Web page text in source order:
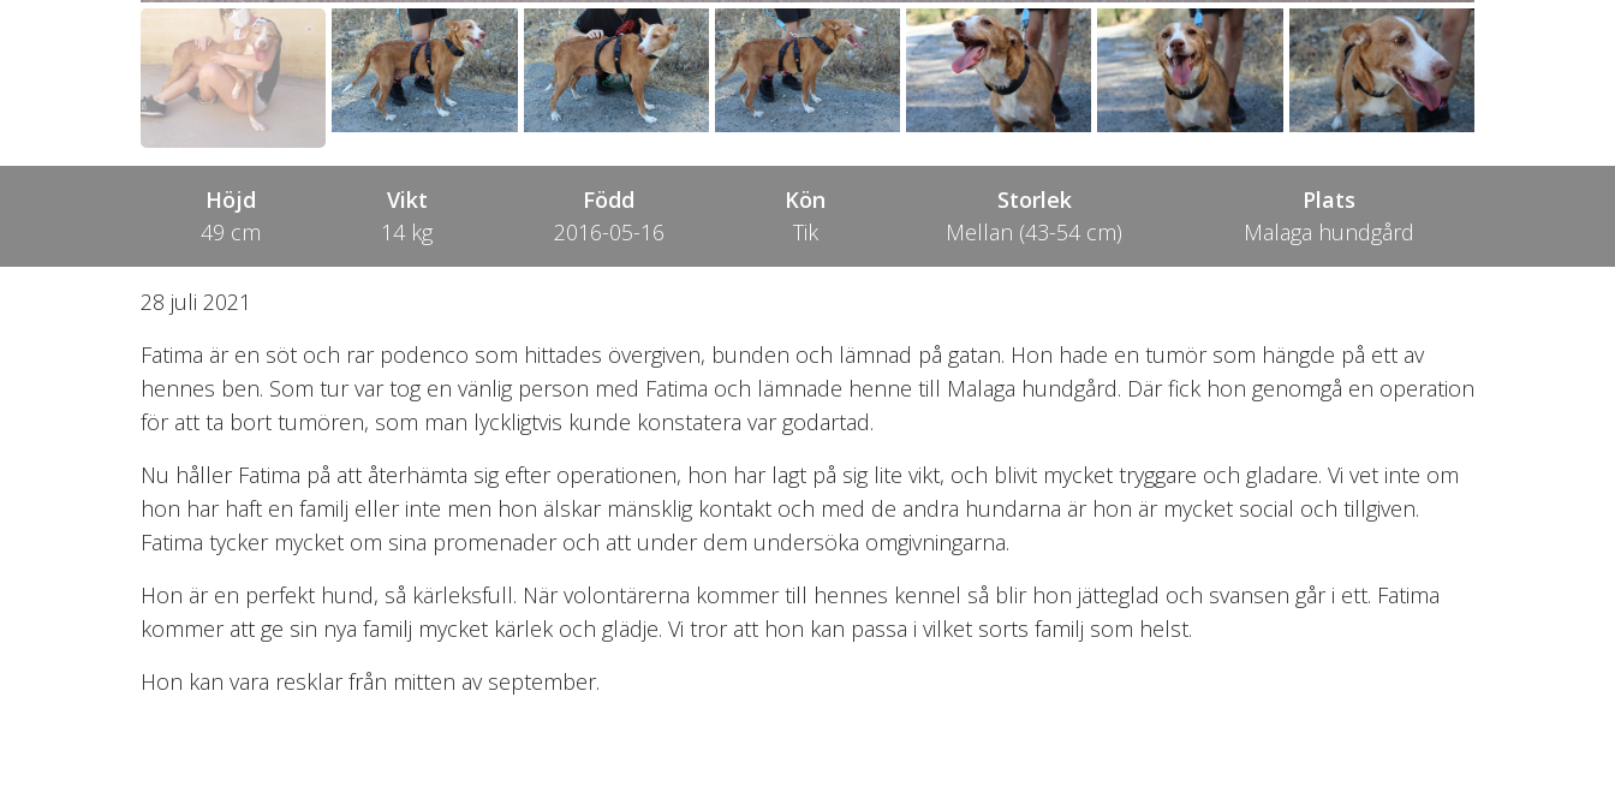
Höjd
49 cm
Vikt
14 kg
Född
2016-05-16
Kön
Tik
Storlek
Mellan (43-54 cm)
Plats
Malaga hundgård
28 juli 2021
Fatima är en söt och rar podenco som hittades övergiven, bunden och lämnad på gatan. Hon hade en tumör som hängde på ett av
hennes ben. Som tur var tog en vänlig person med Fatima och lämnade henne till Malaga hundgård. Där fick hon genomgå en operation
för att ta bort tumören, som man lyckligtvis kunde konstatera var godartad.
Nu håller Fatima på att återhämta sig efter operationen, hon har lagt på sig lite vikt, och blivit mycket tryggare och gladare. Vi vet inte om
hon har haft en familj eller inte men hon älskar mänsklig kontakt och med de andra hundarna är hon är mycket social och tillgiven.
Fatima tycker mycket om sina promenader och att under dem undersöka omgivningarna.
Hon är en perfekt hund, så kärleksfull. När volontärerna kommer till hennes kennel så blir hon jätteglad och svansen går i ett. Fatima
kommer att ge sin nya familj mycket kärlek och glädje. Vi tror att hon kan passa i vilket sorts familj som helst.
Hon kan vara resklar från mitten av september.